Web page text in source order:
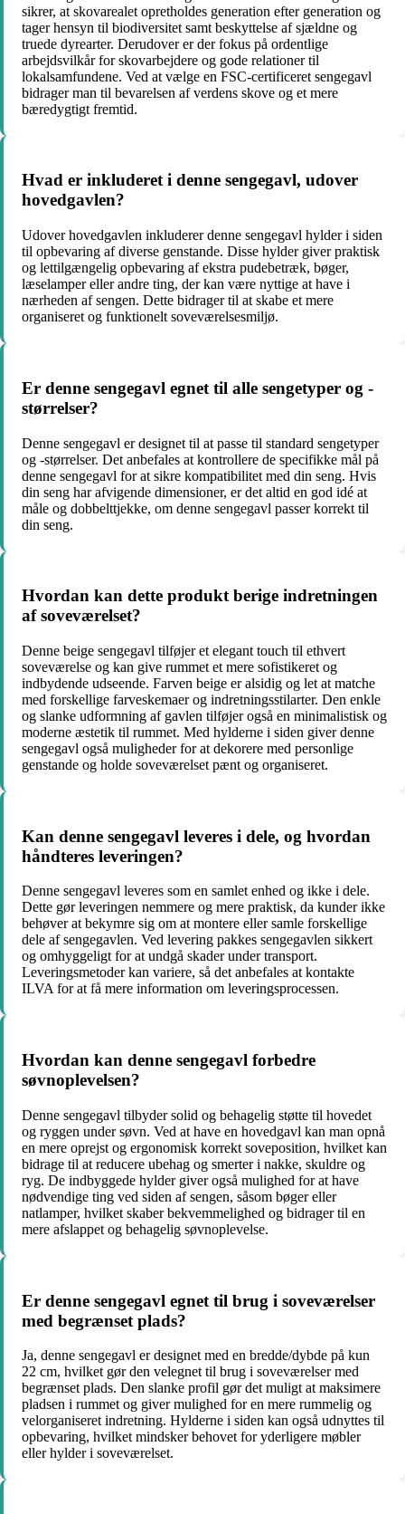
sikrer, at skovarealet opretholdes generation efter generation og
tager hensyn til biodiversitet samt beskyttelse af sjældne og
truede dyrearter. Derudover er der fokus på ordentlige
arbejdsvilkår for skovarbejdere og gode relationer til
lokalsamfundene. Ved at vælge en FSC-certificeret sengegavl
bidrager man til bevarelsen af ​​verdens skove og et mere
bæredygtigt fremtid.
Hvad er inkluderet i denne sengegavl, udover
hovedgavlen?
Udover hovedgavlen inkluderer denne sengegavl hylder i siden
til opbevaring af diverse genstande. Disse hylder giver praktisk
og lettilgængelig opbevaring af ekstra pudebetræk, bøger,
læselamper eller andre ting, der kan være nyttige at have i
nærheden af sengen. Dette bidrager til at skabe et mere
organiseret og funktionelt soveværelsesmiljø.
Er denne sengegavl egnet til alle sengetyper og -
størrelser?
Denne sengegavl er designet til at passe til standard sengetyper
og -størrelser. Det anbefales at kontrollere de specifikke mål på
denne sengegavl for at sikre kompatibilitet med din seng. Hvis
din seng har afvigende dimensioner, er det altid en god idé at
måle og dobbelttjekke, om denne sengegavl passer korrekt til
din seng.
Hvordan kan dette produkt berige indretningen
af soveværelset?
Denne beige sengegavl tilføjer et elegant touch til ethvert
soveværelse og kan give rummet et mere sofistikeret og
indbydende udseende. Farven beige er alsidig og let at matche
med forskellige farveskemaer og indretningsstilarter. Den enkle
og slanke udformning af gavlen tilføjer også en minimalistisk og
moderne æstetik til rummet. Med hylderne i siden giver denne
sengegavl også muligheder for at dekorere med personlige
genstande og holde soveværelset pænt og organiseret.
Kan denne sengegavl leveres i dele, og hvordan
håndteres leveringen?
Denne sengegavl leveres som en samlet enhed og ikke i dele.
Dette gør leveringen nemmere og mere praktisk, da kunder ikke
behøver at bekymre sig om at montere eller samle forskellige
dele af sengegavlen. Ved levering pakkes sengegavlen sikkert
og omhyggeligt for at undgå skader under transport.
Leveringsmetoder kan variere, så det anbefales at kontakte
ILVA for at få mere information om leveringsprocessen.
Hvordan kan denne sengegavl forbedre
søvnoplevelsen?
Denne sengegavl tilbyder solid og behagelig støtte til hovedet
og ryggen under søvn. Ved at have en hovedgavl kan man opnå
en mere oprejst og ergonomisk korrekt soveposition, hvilket kan
bidrage til at reducere ubehag og smerter i nakke, skuldre og
ryg. De indbyggede hylder giver også mulighed for at have
nødvendige ting ved siden af sengen, såsom bøger eller
natlamper, hvilket skaber bekvemmelighed og bidrager til en
mere afslappet og behagelig søvnoplevelse.
Er denne sengegavl egnet til brug i soveværelser
med begrænset plads?
Ja, denne sengegavl er designet med en bredde/dybde på kun
22 cm, hvilket gør den velegnet til brug i soveværelser med
begrænset plads. Den slanke profil gør det muligt at maksimere
pladsen i rummet og giver mulighed for en mere rummelig og
velorganiseret indretning. Hylderne i siden kan også udnyttes til
opbevaring, hvilket mindsker behovet for yderligere møbler
eller hylder i soveværelset.